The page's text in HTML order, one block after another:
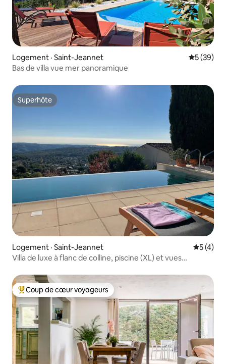
Logement · Saint-Jeannet Note
5 (39)
Bas de villa vue mer panoramique
Superhôte
Superhôte
Logement · Saint-Jeannet Note
5 (4)
Villa de luxe à flanc de colline, piscine (XL) et vues
Coup de cœur voyageurs parmi les plus aimés
Coup de cœur voyageurs